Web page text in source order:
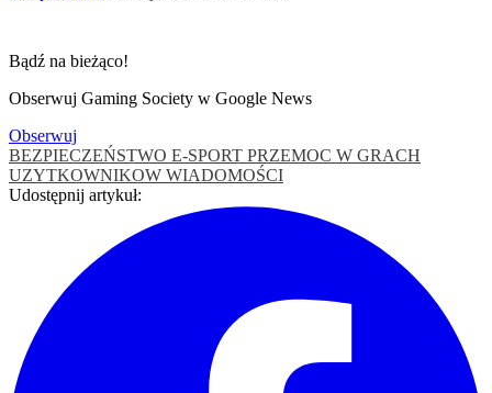
Bądź na bieżąco!
Obserwuj Gaming Society w Google News
Obserwuj
BEZPIECZEŃSTWO E-SPORT PRZEMOC W GRACH
UZYTKOWNIKOW WIADOMOŚCI
Udostępnij artykuł: